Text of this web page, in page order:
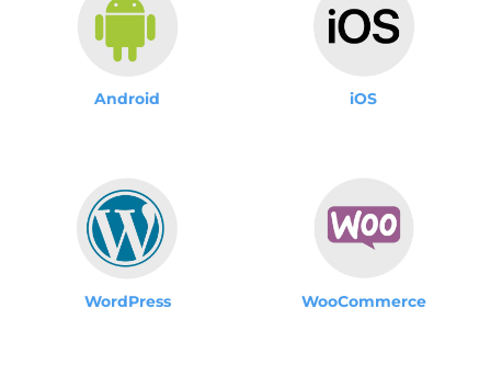
Android iOS
WordPress WooCommerce